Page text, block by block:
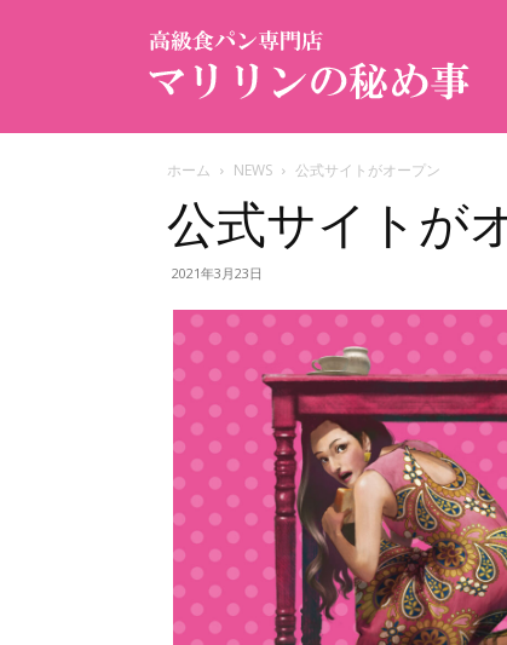
ホーム NEWS 公式サイトがオープン
公式サイトが
2021年3月23日